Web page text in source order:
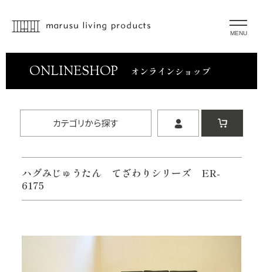
MENU
ONLINESHOP オンラインショップ
カテゴリから探す
ハグみじゅうたん てざわりシリーズ ER-
6175